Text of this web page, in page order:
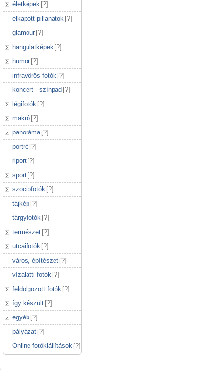
életképek [?]
elkapott pillanatok [?]
glamour [?]
hangulatképek [?]
humor [?]
infravörös fotók [?]
koncert - színpad [?]
légifotók [?]
makró [?]
panoráma [?]
portré [?]
riport [?]
sport [?]
szociofotók [?]
tájkép [?]
tárgyfotók [?]
természet [?]
utcaifotók [?]
város, építészet [?]
vízalatti fotók [?]
feldolgozott fotók [?]
így készült [?]
egyéb [?]
pályázat [?]
Online fotókiállítások [?]